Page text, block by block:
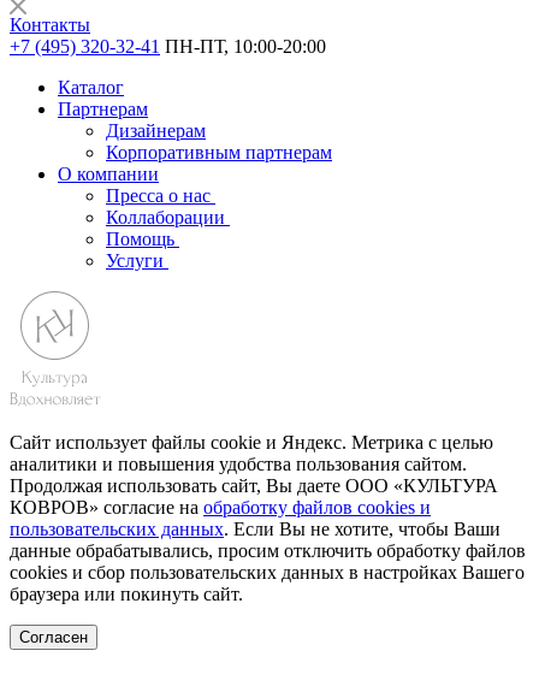
Контакты
+7 (495) 320-32-41 ПН-ПТ, 10:00-20:00
Каталог
Партнерам
Дизайнерам
Корпоративным партнерам
О компании
Пресса о нас
Коллаборации
Помощь
Услуги
Сайт использует файлы cookie и Яндекс. Метрика с целью
аналитики и повышения удобства пользования сайтом.
Продолжая использовать сайт, Вы даете ООО «КУЛЬТУРА
КОВРОВ» согласие на обработку файлов cookies и
пользовательских данных. Если Вы не хотите, чтобы Ваши
данные обрабатывались, просим отключить обработку файлов
cookies и сбор пользовательских данных в настройках Вашего
браузера или покинуть сайт.
Согласен